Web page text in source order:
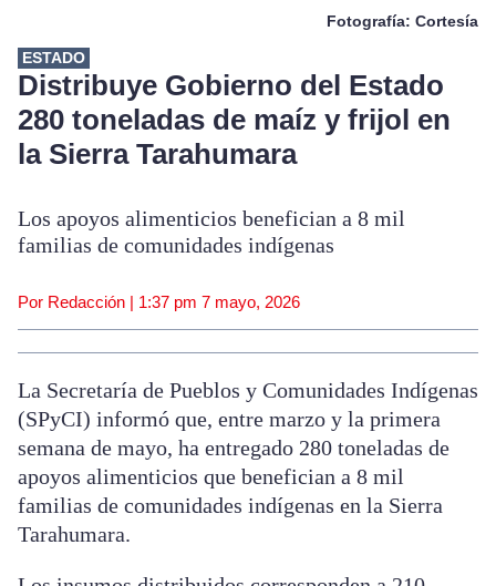
Fotografía: Cortesía
ESTADO
Distribuye Gobierno del Estado
280 toneladas de maíz y frijol en
la Sierra Tarahumara
Los apoyos alimenticios benefician a 8 mil
familias de comunidades indígenas
Por Redacción | 1:37 pm 7 mayo, 2026
La Secretaría de Pueblos y Comunidades Indígenas
(SPyCI) informó que, entre marzo y la primera
semana de mayo, ha entregado 280 toneladas de
apoyos alimenticios que benefician a 8 mil
familias de comunidades indígenas en la Sierra
Tarahumara.